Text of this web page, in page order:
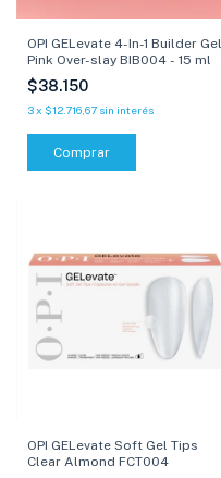
OPI GELevate 4-In-1 Builder Gel
Pink Over-slay BIB004 - 15 ml
$38.150
3x $12.716,67 sin interés
OPI GELevate Soft Gel Tips
Clear Almond FCT004